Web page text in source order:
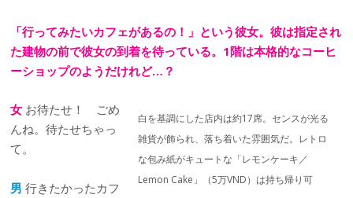
「行ってみたいカフェがあるの！」という彼女。彼は指定され
た建物の前で彼女の到着を待っている。1階は本格的なコーヒ
ーショップのようだけれど…？
白を基調にした店内は約17席。センスが光る
雑貨が飾られ、落ち着いた雰囲気だ。レトロ
な包み紙がキュートな「レモンケーキ／
Lemon Cake」（5万VND）は持ち帰り可
女 お待たせ！ ごめ
んね。待たせちゃっ
て。
男 行きたかったカフ